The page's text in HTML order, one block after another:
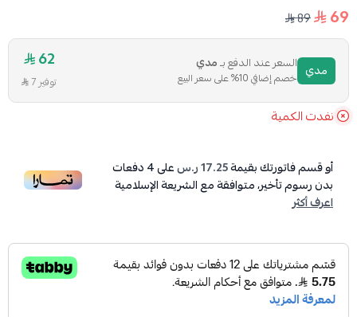
69
89
مدي السعر عند الدفع بـمدي
خصم إضافي 10% على سعر البيع
62
توفير 7
نفدت الكمية
أو قسم فاتورتك بقيمة17.25 ر.س على4دفعات
بدون رسوم تأخير، متوافقة مع الشريعة الإسلامية
اعرف أكثر